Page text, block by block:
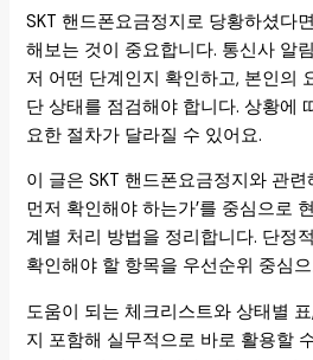
SKT 핸드폰요금정지로 당황하셨다
해보는 것이 중요합니다. 통신사 알
저 어떤 단계인지 확인하고, 본인의
단 상태를 점검해야 합니다. 상황에
요한 절차가 달라질 수 있어요.
이 글은 SKT 핸드폰요금정지와 관련
먼저 확인해야 하는가’를 중심으로
계별 처리 방법을 정리합니다. 단정
확인해야 할 항목을 우선순위 중심
도움이 되는 체크리스트와 상태별
지 포함해 실무적으로 바로 활용할